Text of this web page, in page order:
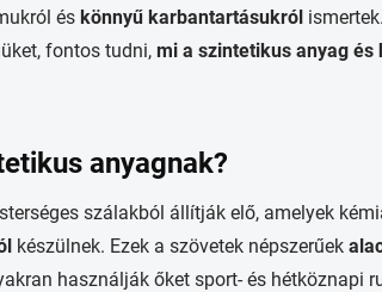
és könnyű karbantartásukról
fontos tudni, mi a szintetikus anyag és
anyagnak?
szálakból állítják elő, amelyek
készülnek. Ezek a szövetek népszerűek
használják őket sport- és hétköznapi